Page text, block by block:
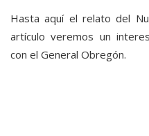
Hasta aquí el relato del
artículo veremos un
con el General Obregón.